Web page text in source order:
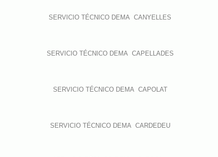
SERVICIO TÉCNICO DEMA CANYELLES
SERVICIO TÉCNICO DEMA CAPELLADES
SERVICIO TÉCNICO DEMA CAPOLAT
SERVICIO TÉCNICO DEMA CARDEDEU